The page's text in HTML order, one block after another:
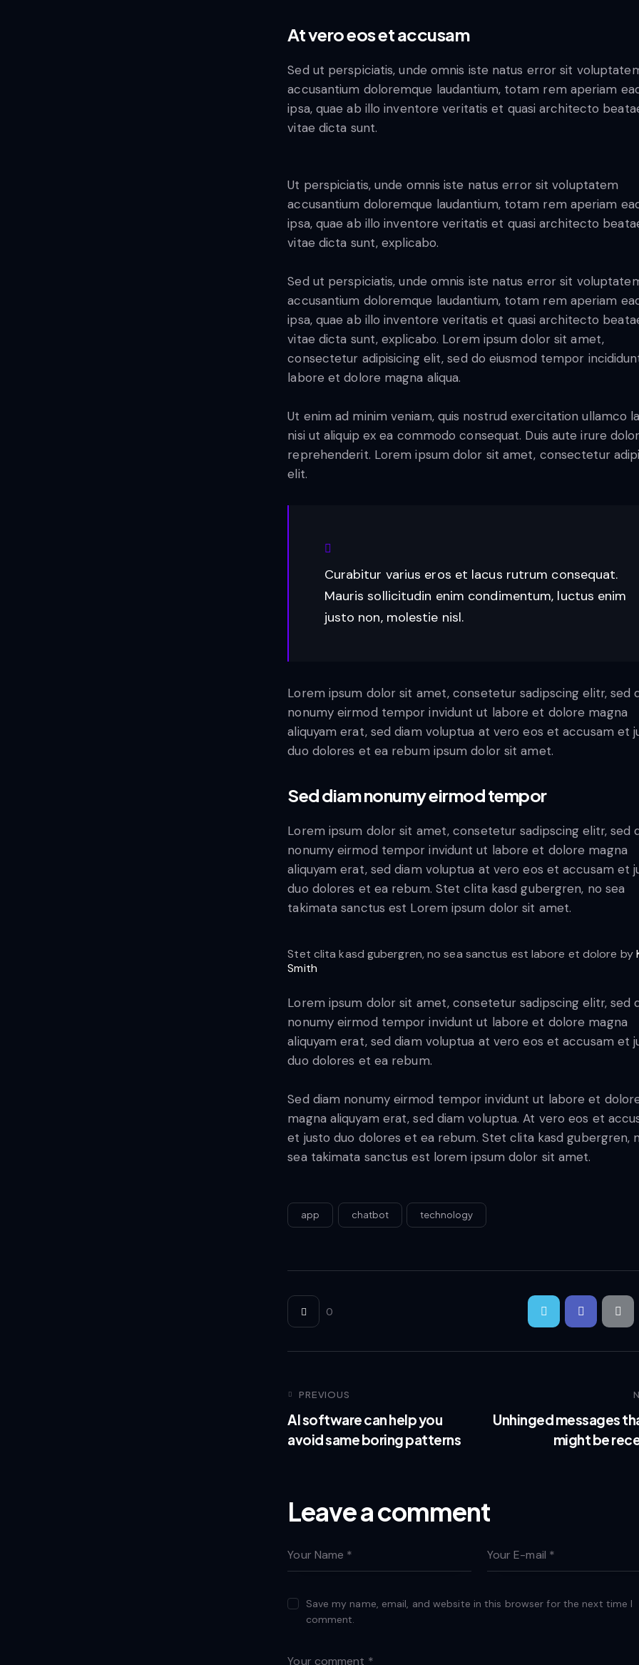
At vero eos et accusam
Sed ut perspiciatis, unde omnis iste natus error sit
accusantium doloremque laudantium, totam rem aperiam
ipsa, quae ab illo inventore veritatis et quasi architecto
vitae dicta sunt.
Ut perspiciatis, unde omnis iste natus error sit voluptatem
accusantium doloremque laudantium, totam rem aperiam
ipsa, quae ab illo inventore veritatis et quasi architecto
vitae dicta sunt, explicabo.
Sed ut perspiciatis, unde omnis iste natus error sit
accusantium doloremque laudantium, totam rem aperiam
ipsa, quae ab illo inventore veritatis et quasi architecto
vitae dicta sunt, explicabo. Lorem ipsum dolor sit amet,
consectetur adipisicing elit, sed do eiusmod tempor
labore et dolore magna aliqua.
Ut enim ad minim veniam, quis nostrud exercitation ullamco
nisi ut aliquip ex ea commodo consequat. Duis aute irure
reprehenderit. Lorem ipsum dolor sit amet, consectetur
elit.
Curabitur varius eros et lacus rutrum consequat.
Mauris sollicitudin enim condimentum, luctus enim
justo non, molestie nisl.
Lorem ipsum dolor sit amet, consetetur sadipscing elitr, sed
nonumy eirmod tempor invidunt ut labore et dolore magna
aliquyam erat, sed diam voluptua at vero eos et accusam et
duo dolores et ea rebum ipsum dolor sit amet.
Sed diam nonumy eirmod tempor
Lorem ipsum dolor sit amet, consetetur sadipscing elitr, sed
nonumy eirmod tempor invidunt ut labore et dolore magna
aliquyam erat, sed diam voluptua at vero eos et accusam et
duo dolores et ea rebum. Stet clita kasd gubergren, no sea
takimata sanctus est Lorem ipsum dolor sit amet.
Stet clita kasd gubergren, no sea sanctus est labore et dolore by
Smith
Lorem ipsum dolor sit amet, consetetur sadipscing elitr, sed
nonumy eirmod tempor invidunt ut labore et dolore magna
aliquyam erat, sed diam voluptua at vero eos et accusam et
duo dolores et ea rebum.
Sed diam nonumy eirmod tempor invidunt ut labore et
magna aliquyam erat, sed diam voluptua. At vero eos et
et justo duo dolores et ea rebum. Stet clita kasd gubergren,
sea takimata sanctus est lorem ipsum dolor sit amet.
app chatbot technology
0
PREVIOUS
AI software can help you
avoid same boring patterns
Unhinged messages
might be
Leave a comment
Save my name, email, and website in this browser for the next time I
comment.